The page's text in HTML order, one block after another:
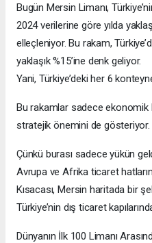
Bugün Mersin Limanı,
2024 verilerine göre yılda
elleçleniyor. Bu rakam,
yaklaşık %15’ine denk geliyor.
Yani, Türkiye’deki her 6
Bu rakamlar sadece ekonomik
stratejik önemini de gösteriyor.
Çünkü burası sadece yükün
Avrupa ve Afrika ticaret
Kısacası, Mersin haritada bir
Türkiye’nin dış ticaret
Dünyanın İlk 100 Limanı